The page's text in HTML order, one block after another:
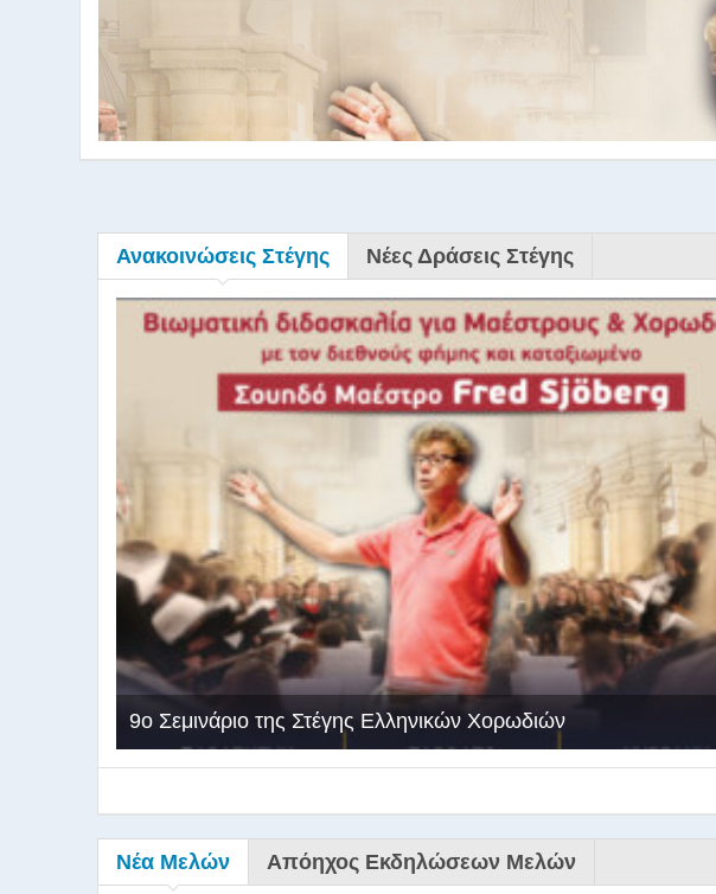
Ανακοινώσεις Στέγης Νέες Δράσεις Στέγης
9ο Σεμινάριο της Στέγης Ελληνικών Χορωδιών
Νέα Μελών Απόηχος Εκδηλώσεων Μελών